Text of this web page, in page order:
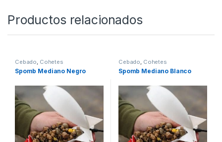
15,99€
Añadir a lista de
deseos
1,49€
Añadir a lista de
deseos